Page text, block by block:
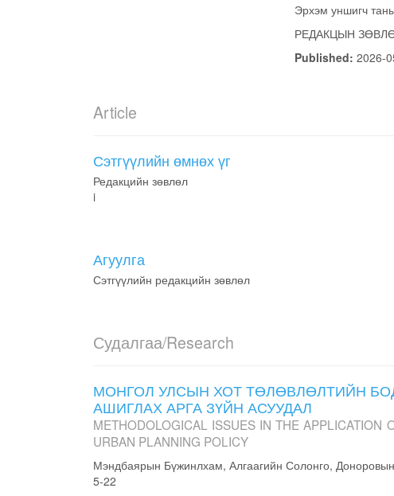
Эрхэм уншигч
РЕДАКЦЫН
Published:2026-
Article
Сэтгүүлийн өмнөх үг
Редакцийн зөвлөл
i
Агуулга
Сэтгүүлийн редакцийн зөвлөл
Судалгаа/Research
МОНГОЛ УЛСЫН ХОТ ТӨЛӨВЛӨЛТИЙН
АШИГЛАХ АРГА ЗҮЙН АСУУДАЛ
METHODOLOGICAL ISSUES IN THE APPLICATION
URBAN PLANNING POLICY
Мэндбаярын Бүжинлхам, Алгаагийн Солонго,
5-22